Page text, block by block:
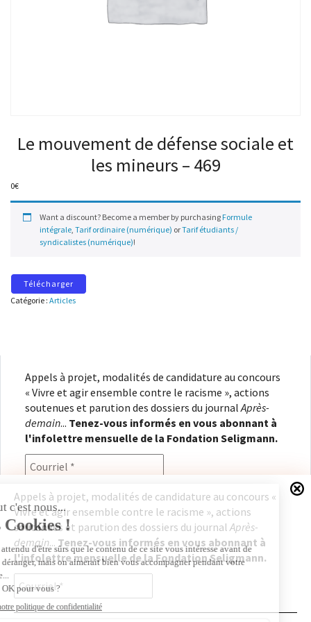
Le mouvement de défense sociale et
les mineurs – 469
0€
Want a discount? Become a member by purchasing Formule
intégrale, Tarif ordinaire (numérique) orTarif étudiants /
syndicalistes (numérique)!
Télécharger
Catégorie : Articles
Appels à projet, modalités de candidature au concours
« Vivre et agir ensemble contre le racisme », actions
soutenues et parution des dossiers du journal Après-
demain... Tenez-vous informés en vous abonnant à
l'infolettre mensuelle de la Fondation Seligmann.
En renseignant votre adresse électronique, vous
consentez à recevoir l'infolettre de la Fondation
Seligmann, conformément à notrepolitique de
confidentialité. Il vous sera possible de vous
désabonner à tout moment.
Appels à projet, modalités de candidature au concours «
Vivre et agir ensemble contre le racisme », actions
soutenues et parution des dossiers du journalAprès-
demain... Tenez-vous informés en vous abonnant à
l'infolettre mensuelle de la Fondation Seligmann.